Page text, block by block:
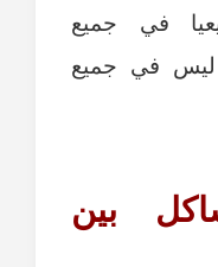
في جميع
ليس في جميع
بين